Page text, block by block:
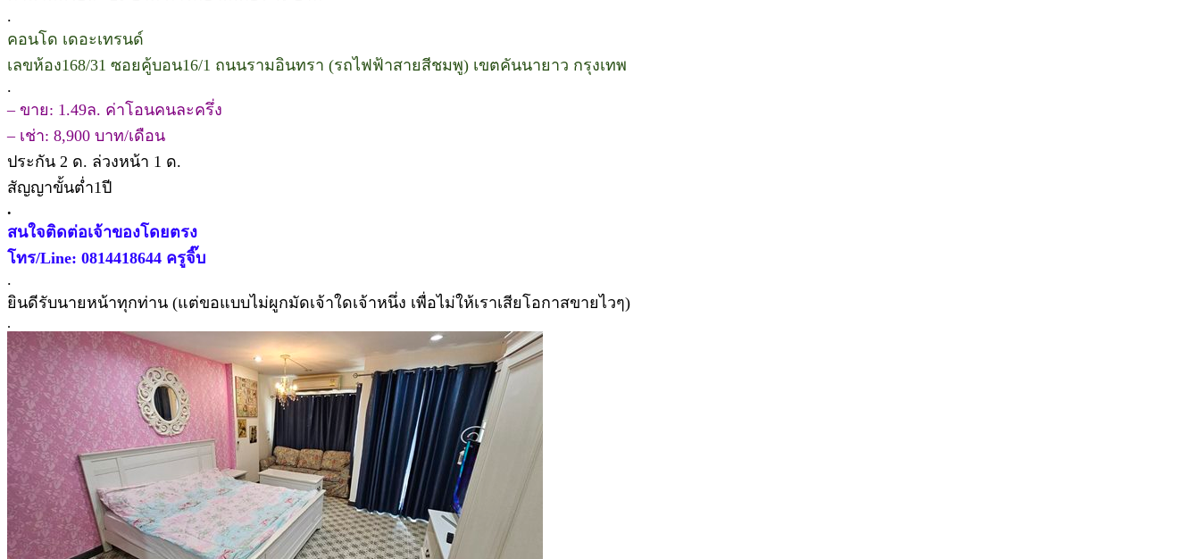
.
คอนโด เดอะเทรนด์
เลขห้อง168/31 ซอยคู้บอน16/1 ถนนรามอินทรา (รถไฟฟ้าสายสีชมพู) เขตคันนายาว กรุงเทพ
.
– ขาย: 1.49ล. ค่าโอนคนละครึ่ง
– เช่า: 8,900 บาท/เดือน
ประกัน 2 ด. ล่วงหน้า 1 ด.
สัญญาขั้นต่ำ1ปี
.
สนใจติดต่อเจ้าของโดยตรง
โทร/Line: 0814418644 ครูจิ๊บ
.
ยินดีรับนายหน้าทุกท่าน (แต่ขอแบบไม่ผูกมัดเจ้าใดเจ้าหนึ่ง เพื่อไม่ให้เราเสียโอกาสขายไวๆ)
.